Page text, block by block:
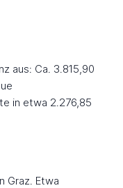
aus: Ca. 3.815,90
in etwa 2.276,85
Graz. Etwa